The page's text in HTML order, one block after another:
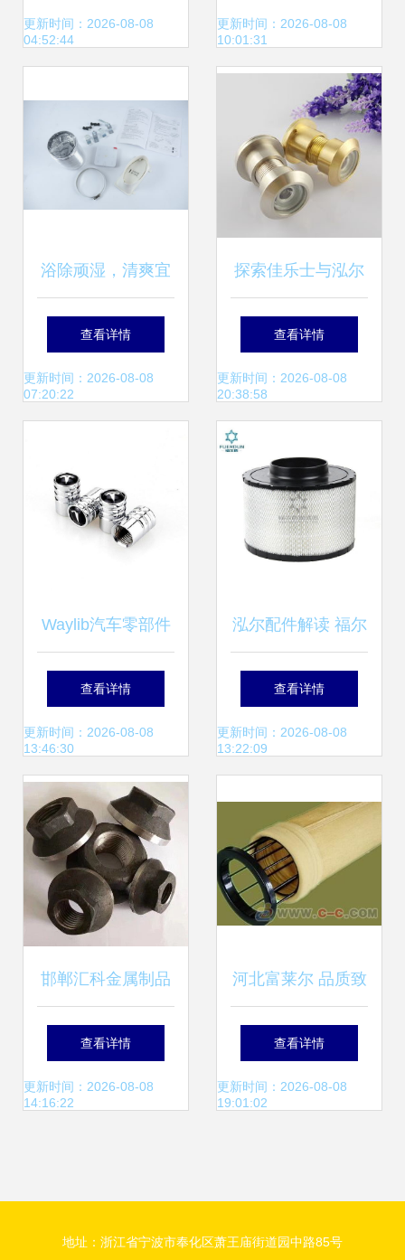
款改装引擎护芯之
更新时间：2026-08-08
04:52:44
参数、价格、图片
与配件厂家解析
更新时间：2026-08-08
10:01:31
浴除顽湿，清爽宜
室 浴室潮湿怎么
办？试芯带除菌的
写
查看详情
更新时间：2026-08-08
07:20:22
探索佳乐士与泓尔
配件 门窗五金的市
场与美学指南
查看详情
更新时间：2026-08-08
20:38:58
Waylib汽车零部件
产品展示 泓尔配
件，品质驱动未来
查看详情
更新时间：2026-08-08
13:46:30
泓尔配件解读 福尔
盾卡特工程机械空
气滤清器7c1571的
查看详情
更新时间：2026-08-08
13:22:09
邯郸汇科金属制品
建筑配件标准价解
析 以泓尔配件为例
查看详情
更新时间：2026-08-08
14:16:22
河北富莱尔 品质致
胜，引领除尘配件
行业新标杆
查看详情
更新时间：2026-08-08
19:01:02
地址：浙江省宁波市奉化区萧王庙街道园中路85号